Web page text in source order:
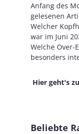
Anfang des
gelesenen
Welcher
war im Juni
Welche Over-
besonders
Hier geht's
Beliebte